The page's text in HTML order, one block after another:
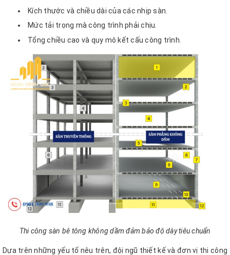
Kích thước và chiều dài của các nhịp sàn.
Mức tải trọng mà công trình phải chịu.
Tổng chiều cao và quy mô kết cấu công trình.
Thi công sàn bê tông không dầm đảm bảo độ dày tiêu chuẩn
Dựa trên những yếu tố nêu trên, đội ngũ thiết kế và đơn vị thi công